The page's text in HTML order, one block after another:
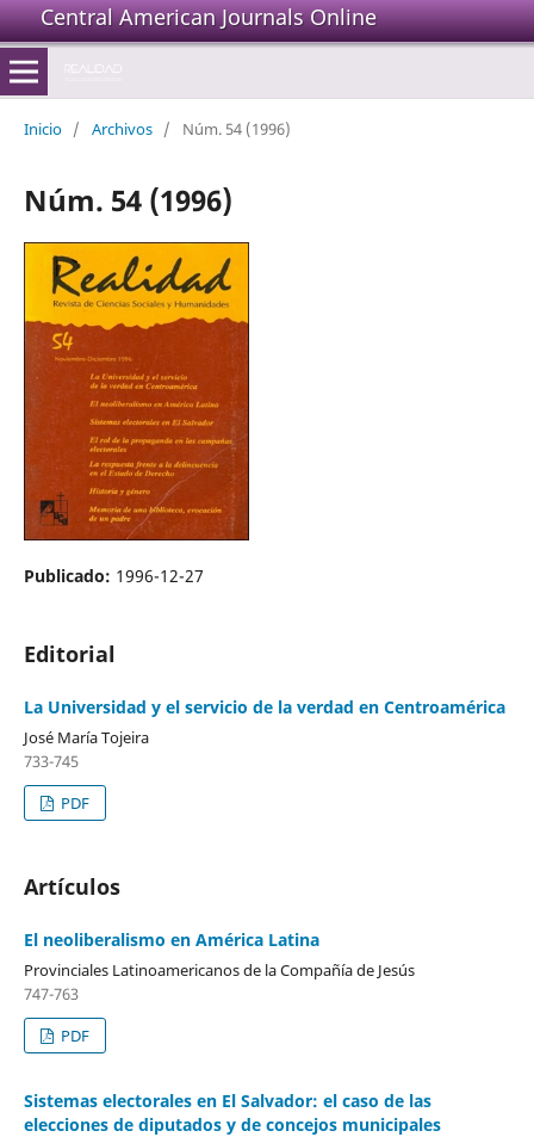
Central American Journals Online
Inicio / Archivos / Núm. 54 (1996)
Núm. 54 (1996)
Publicado: 1996-12-27
Editorial
La Universidad y el servicio de la verdad en Centroamérica
José María Tojeira
733-745
PDF
Artículos
El neoliberalismo en América Latina
Provinciales Latinoamericanos de la Compañía de Jesús
747-763
PDF
Sistemas electorales en El Salvador: el caso de las
elecciones de diputados y de concejos municipales